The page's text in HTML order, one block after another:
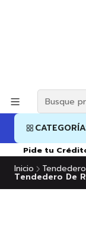
Pide tu
Inicio
Tendedero De